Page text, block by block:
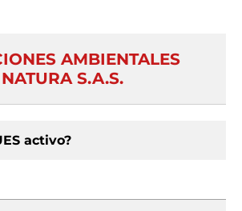
AMBIENTALES
NATURA S.A.S.
activo?